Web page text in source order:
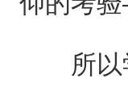
所以学